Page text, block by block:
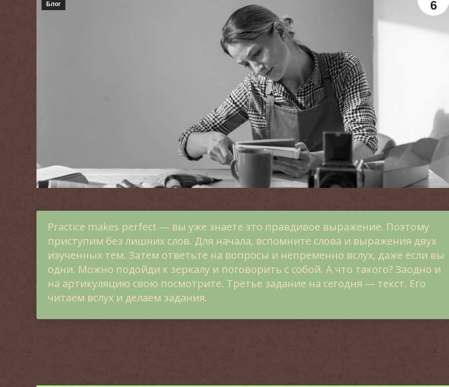
6
Блог
Practice makes perfect — вы уже знаете это правдивое выражение. Поэтому
приступим без лишних слов. Для начала, вспомните слова и выражения двух
изученных тем. Затем ответьте на вопросы и непременно вслух, даже если вы
одни. Можно подойди к зеркалу и поговорить с собой. А что такого? Заодно и
на артикуляцию свою посмотрите. Третье задание на сегодня — текст. Его
читаем вслух и делаем задания.